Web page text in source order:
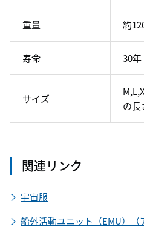
重量 約
寿命 30年
サイズ
の長
関連リンク
宇宙服
船外活動ユニット（EMU）（